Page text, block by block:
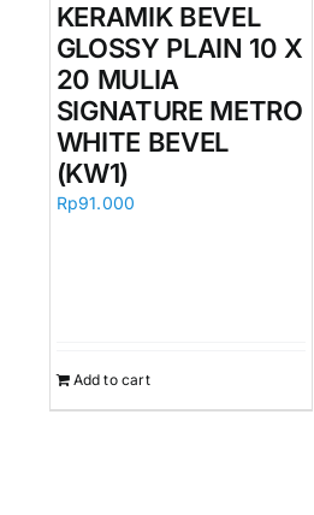
KERAMIK BEVEL
GLOSSY PLAIN 10 X
20 MULIA
SIGNATURE METRO
WHITE BEVEL
(KW1)
Rp91.000
Add to cart